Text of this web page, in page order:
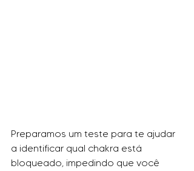
Preparamos um teste para te ajudar
a identificar qual chakra está
bloqueado, impedindo que você